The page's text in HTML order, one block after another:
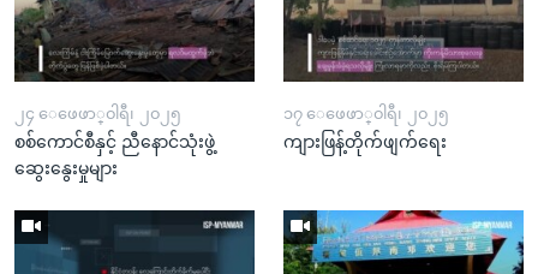
၂၄ ေဖေဖာ္၀ါရီ၊ ၂၀၂၅
စစ်ကောင်စီနှင့် ညီနောင်သုံးဖွဲ့
ဆွေးနွေးမှုများ
၁၇ ေဖေဖာ္၀ါရီ၊ ၂၀၂၅
ကျားဖြန့်တိုက်ဖျက်ရေး